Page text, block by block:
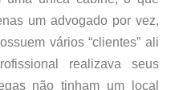
um advogado por vez,
vários “clientes” ali
realizava seus
não tinham um local